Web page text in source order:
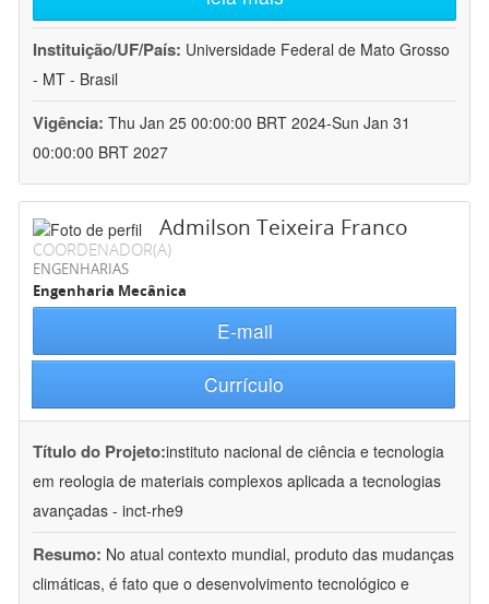
Instituição/UF/País: Universidade Federal de Mato Grosso
- MT - Brasil
Vigência: Thu Jan 25 00:00:00 BRT 2024-Sun Jan 31
00:00:00 BRT 2027
Admilson Teixeira Franco
COORDENADOR(A)
ENGENHARIAS
Engenharia Mecânica
E-mail
Currículo
Título do Projeto:instituto nacional de ciência e tecnologia
em reologia de materiais complexos aplicada a tecnologias
avançadas - inct-rhe9
Resumo: No atual contexto mundial, produto das mudanças
climáticas, é fato que o desenvolvimento tecnológico e